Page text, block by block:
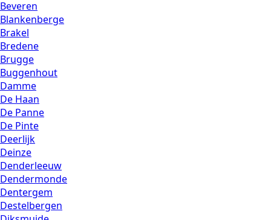
Beveren
Blankenberge
Brakel
Bredene
Brugge
Buggenhout
Damme
De Haan
De Panne
De Pinte
Deerlijk
Deinze
Denderleeuw
Dendermonde
Dentergem
Destelbergen